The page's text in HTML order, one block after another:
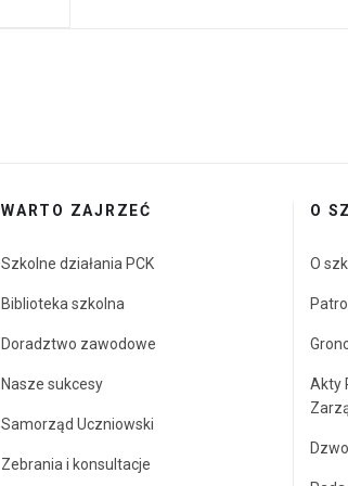
WARTO ZAJRZEĆ
Szkolne działania PCK
Biblioteka szkolna
Doradztwo zawodowe
Nasze sukcesy
Samorząd Uczniowski
Zebrania i konsultacje
O
O
Akty